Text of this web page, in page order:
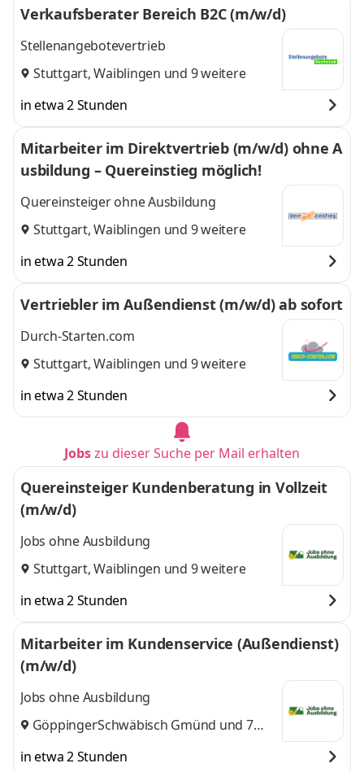
Verkaufsberater Bereich B2C (m/w/d)
Stellenangebotevertrieb
Stuttgart,Waiblingen und 9 weitere
in etwa 2 Stunden
Mitarbeiter im Direktvertrieb (m/w/d) ohne A
usbildung – Quereinstieg möglich!
Quereinsteiger ohne Ausbildung
Stuttgart,Waiblingen und 9 weitere
in etwa 2 Stunden
Vertriebler im Außendienst (m/w/d) ab sofort
Durch-Starten.com
Stuttgart,Waiblingen und 9 weitere
in etwa 2 Stunden
Jobszu dieser Suche per Mail erhalten
Quereinsteiger Kundenberatung in Vollzeit
(m/w/d)
Jobs ohne Ausbildung
Stuttgart,Waiblingen und 9 weitere
in etwa 2 Stunden
Mitarbeiter im Kundenservice (Außendienst)
(m/w/d)
Jobs ohne Ausbildung
Göppingen,
Schwäbisch Gmünd und 7
in etwa 2 Stunden